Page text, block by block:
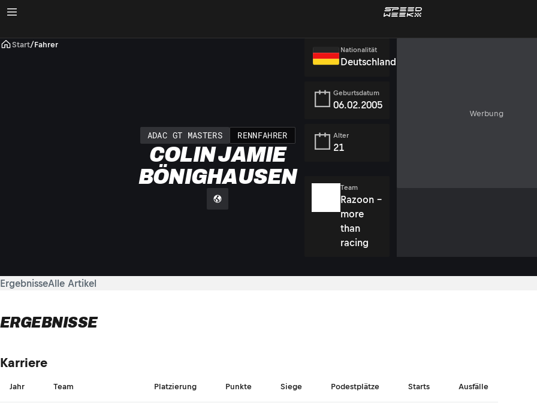
Start/Fahrer
ADAC GT MASTERS RENNFAHRER
COLIN JAMIE
BÖNIGHAUSEN
Nationalität
Deutschland
Geburtsdatum
06.02.2005
Alter
21
Team
Razoon -
more
than
racing
Werbung
ErgebnisseAlle Artikel
ERGEBNISSE
Karriere
Jahr Team Platzierung Punkte Siege Podestplätze Starts Ausfälle